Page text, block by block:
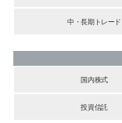
中・長期トレード
国内株式
投資信託